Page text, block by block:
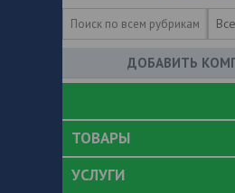
ДОБАВИТЬ
ТОВАРЫ
УСЛУГИ